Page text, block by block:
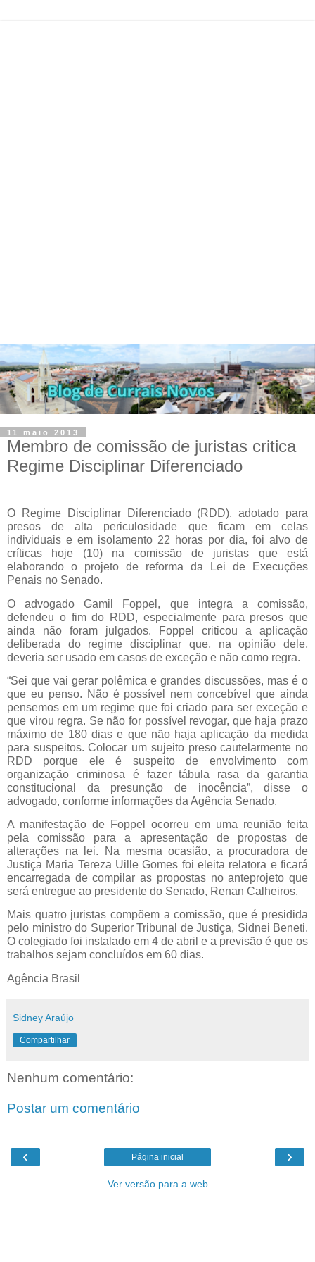
11 maio 2013
Membro de comissão de juristas critica
Regime Disciplinar Diferenciado
O Regime Disciplinar Diferenciado (RDD), adotado para
presos de alta periculosidade que ficam em celas
individuais e em isolamento 22 horas por dia, foi alvo de
críticas hoje (10) na comissão de juristas que está
elaborando o projeto de reforma da Lei de Execuções
Penais no Senado.
O advogado Gamil Foppel, que integra a comissão,
defendeu o fim do RDD, especialmente para presos que
ainda não foram julgados. Foppel criticou a aplicação
deliberada do regime disciplinar que, na opinião dele,
deveria ser usado em casos de exceção e não como regra.
“Sei que vai gerar polêmica e grandes discussões, mas é o
que eu penso. Não é possível nem concebível que ainda
pensemos em um regime que foi criado para ser exceção e
que virou regra. Se não for possível revogar, que haja prazo
máximo de 180 dias e que não haja aplicação da medida
para suspeitos. Colocar um sujeito preso cautelarmente no
RDD porque ele é suspeito de envolvimento com
organização criminosa é fazer tábula rasa da garantia
constitucional da presunção de inocência”, disse o
advogado, conforme informações da Agência Senado.
A manifestação de Foppel ocorreu em uma reunião feita
pela comissão para a apresentação de propostas de
alterações na lei. Na mesma ocasião, a procuradora de
Justiça Maria Tereza Uille Gomes foi eleita relatora e ficará
encarregada de compilar as propostas no anteprojeto que
será entregue ao presidente do Senado, Renan Calheiros.
Mais quatro juristas compõem a comissão, que é presidida
pelo ministro do Superior Tribunal de Justiça, Sidnei Beneti.
O colegiado foi instalado em 4 de abril e a previsão é que os
trabalhos sejam concluídos em 60 dias.
Agência Brasil
Sidney Araújo
Compartilhar
Nenhum comentário:
Postar um comentário
‹ ›
Página inicial
Ver versão para a web